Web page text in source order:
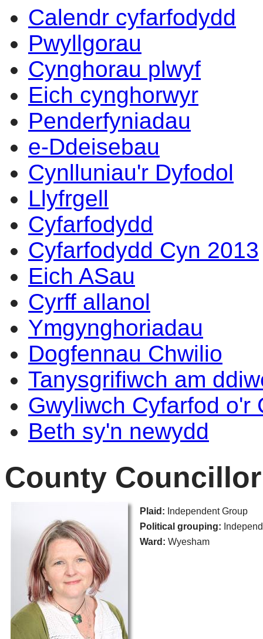
Calendr cyfarfodydd
Pwyllgorau
Cynghorau plwyf
Eich cynghorwyr
Penderfyniadau
e-Ddeisebau
Cynlluniau'r Dyfodol
Llyfrgell
Cyfarfodydd
Cyfarfodydd Cyn 2013
Eich ASau
Cyrff allanol
Ymgynghoriadau
Dogfennau Chwilio
Tanysgrifiwch am
Gwyliwch Cyfarfod o'r
Beth sy'n newydd
County
Plaid: Independent Group
Political grouping:
Ward: Wyesham